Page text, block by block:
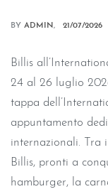
BY ADMIN 21/07/2026
Billis
24 al 26 luglio
tappa
appuntamento
internazionali. Tra
Billis, pronti a
hamburger, la